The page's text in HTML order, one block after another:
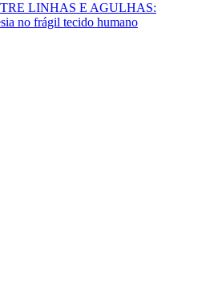
LINHAS E AGULHAS:
no frágil tecido humano